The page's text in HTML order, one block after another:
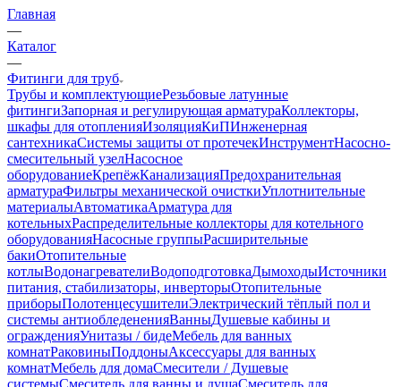
Главная
—
Каталог
—
Фитинги для труб
Трубы и комплектующиеРезьбовые латунные
фитингиЗапорная и регулирующая арматураКоллекторы,
шкафы для отопленияИзоляцияКиПИнженерная
сантехникаСистемы защиты от протечекИнструментНасосно-
смесительный узелНасосное
оборудованиеКрепёжКанализацияПредохранительная
арматураФильтры механической очисткиУплотнительные
материалыАвтоматикаАрматура для
котельныхРаспределительные коллекторы для котельного
оборудованияНасосные группыРасширительные
бакиОтопительные
котлыВодонагревателиВодоподготовкаДымоходыИсточники
питания, стабилизаторы, инверторыОтопительные
приборыПолотенцесушителиЭлектрический тёплый пол и
системы антиобледененияВанныДушевые кабины и
огражденияУнитазы / бидеМебель для ванных
комнатРаковиныПоддоныАксессуары для ванных
комнатМебель для домаСмесители / Душевые
системыСмеситель для ванны и душаСмеситель для